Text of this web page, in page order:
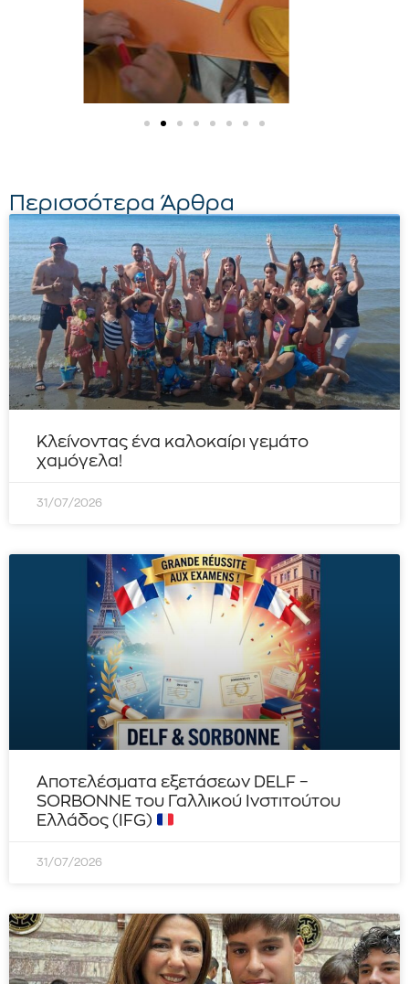
Περισσότερα Άρθρα
Κλείνοντας ένα καλοκαίρι γεμάτο
χαμόγελα!
31/07/2026
Αποτελέσματα εξετάσεων DELF –
SORBONNE του Γαλλικού Ινστιτούτου
Ελλάδος (IFG)
31/07/2026